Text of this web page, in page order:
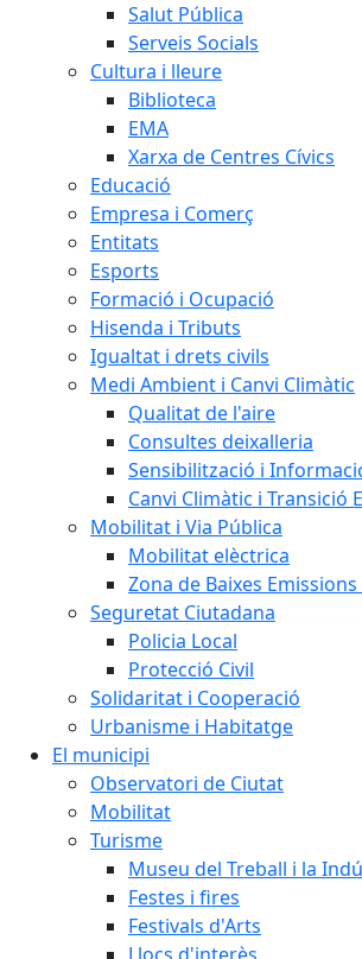
Salut Pública
Serveis Socials
Cultura i lleure
Biblioteca
EMA
Xarxa de Centres Cívics
Educació
Empresa i Comerç
Entitats
Esports
Formació i Ocupació
Hisenda i Tributs
Igualtat i drets civils
Medi Ambient i Canvi Climàtic
Qualitat de l'aire
Consultes deixalleria
Sensibilització i
Canvi Climàtic i Transició
Mobilitat i Via Pública
Mobilitat elèctrica
Zona de Baixes Emissions
Seguretat Ciutadana
Policia Local
Protecció Civil
Solidaritat i Cooperació
Urbanisme i Habitatge
El municipi
Observatori de Ciutat
Mobilitat
Turisme
Museu del Treball i la
Festes i fires
Festivals d'Arts